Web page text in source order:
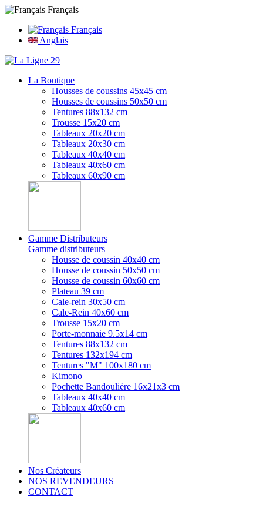
Français
Français
Anglais
La Boutique
Housses de coussins 45x45 cm
Housses de coussins 50x50 cm
Tentures 88x132 cm
Trousse 15x20 cm
Tableaux 20x20 cm
Tableaux 20x30 cm
Tableaux 40x40 cm
Tableaux 40x60 cm
Tableaux 60x90 cm
Gamme Distributeurs
Gamme distributeurs
Housse de coussin 40x40 cm
Housse de coussin 50x50 cm
Housse de coussin 60x60 cm
Plateau 39 cm
Cale-rein 30x50 cm
Cale-Rein 40x60 cm
Trousse 15x20 cm
Porte-monnaie 9.5x14 cm
Tentures 88x132 cm
Tentures 132x194 cm
Tentures "M" 100x180 cm
Kimono
Pochette Bandoulière 16x21x3 cm
Tableaux 40x40 cm
Tableaux 40x60 cm
Nos Créateurs
NOS REVENDEURS
CONTACT